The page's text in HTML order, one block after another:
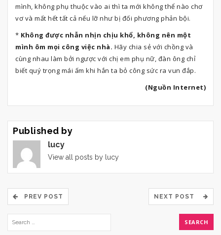
mình, không phụ thuộc vào ai thì ta mới không thể nào chơ
vơ và mất hết tất cả nếu lỡ như bị đối phương phản bội.
* Không được nhẫn nhịn chịu khổ, không nên một
mình ôm mọi công việc nhà. Hãy chia sẻ với chồng và
cùng nhau làm bởi ngược với chị em phụ nữ, đàn ông chỉ
biết quý trọng mái ấm khi hắn ta bỏ công sức ra vun đắp.
(Nguồn Internet)
Published by
lucy
View all posts by lucy
PREV POST NEXT POST